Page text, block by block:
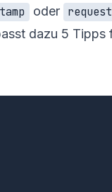
oder
dazu 5 Tipps